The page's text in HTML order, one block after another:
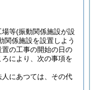
場等(振動関係施設が設
関係施設を設置しよう
の工事の開始の日の
により、次の事項を
にあつては、その代